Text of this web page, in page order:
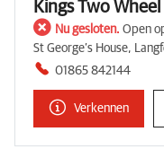
Kings Two
Nu gesloten. Open
St George’s House,
01865 842144
Verkennen